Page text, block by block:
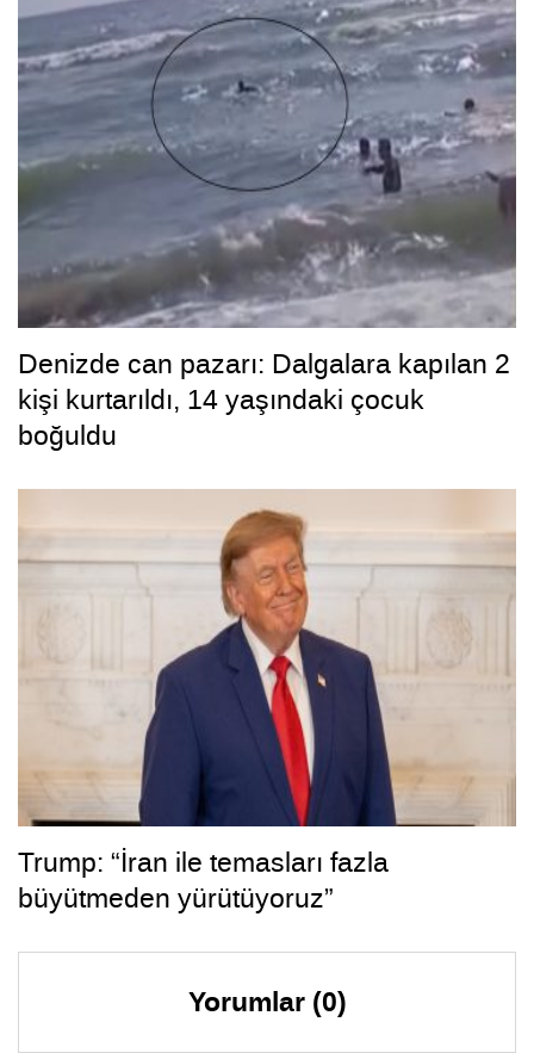
Denizde can pazarı: Dalgalara kapılan 2
kişi kurtarıldı, 14 yaşındaki çocuk
boğuldu
Trump: “İran ile temasları fazla
büyütmeden yürütüyoruz”
Yorumlar (0)